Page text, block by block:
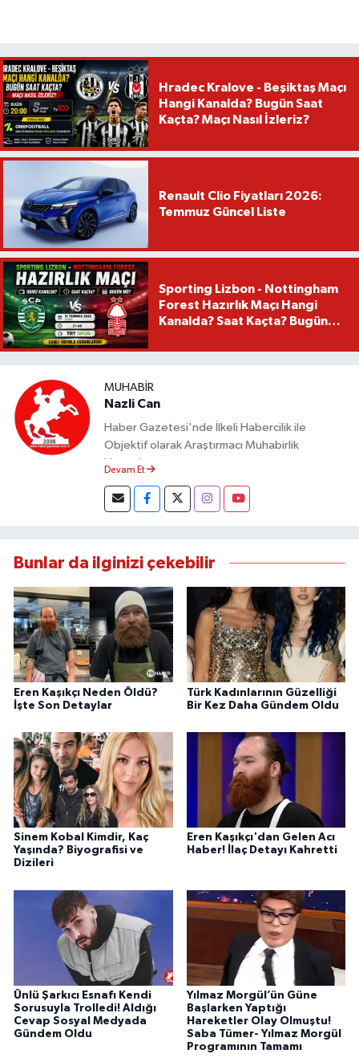
Hradec Kralove - Beşiktaş Maçı
Hangi Kanalda? Bugün Saat
Kaçta? Maçı Nasıl İzleriz?
Renault Clio Fiyatları 2026:
Temmuz Güncel Liste
Sporting Lizbon - Nottingham
Forest Hazırlık Maçı Hangi
Kanalda? Saat Kaçta? Bugün
MUHABIR
Nazli Can
Haber Gazetesi'nde İlkeli Habercilik ile
Objektif olarak Araştırmacı Muhabirlik
Yapmaktayım.
Devam Et
Bunlar da ilginizi çekebilir
Eren Kaşıkçı Neden Öldü?
İşte Son Detaylar
Türk Kadınlarının Güzelliği
Bir Kez Daha Gündem Oldu
Sinem Kobal Kimdir, Kaç
Yaşında? Biyografisi ve
Dizileri
Eren Kaşıkçı'dan Gelen Acı
Haber! İlaç Detayı Kahretti
Ünlü Şarkıcı Esnafı Kendi
Sorusuyla Trolledi! Aldığı
Cevap Sosyal Medyada
Gündem Oldu
Yılmaz Morgül’ün Güne
Başlarken Yaptığı
Hareketler Olay Olmuştu!
Saba Tümer- Yılmaz Morgül
Programının Tamamı